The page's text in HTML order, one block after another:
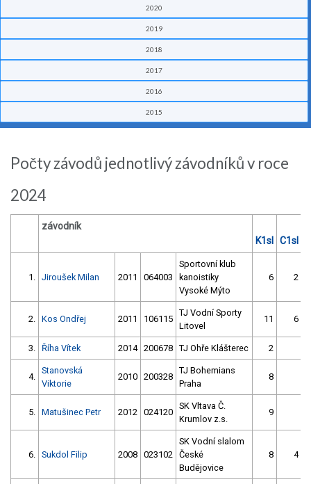
2020
2019
2018
2017
2016
2015
Počty závodů jednotlivý závodníků v roce
2024
závodník
K1sl
C1sl
1. Jiroušek Milan 2011 064003
Sportovní klub
kanoistiky
Vysoké Mýto
6 2
2. Kos Ondřej 2011 106115
TJ Vodní Sporty
Litovel
11 6
3. Říha Vítek 2014 200678 TJ Ohře Klášterec 2
4.
Stanovská
Viktorie
2010 200328
TJ Bohemians
Praha
8
5. Matušinec Petr 2012 024120
SK Vltava Č.
Krumlov z.s.
9
6. Sukdol Filip 2008 023102
SK Vodní slalom
České
Budějovice
8 4